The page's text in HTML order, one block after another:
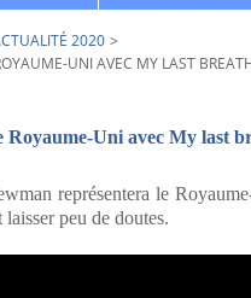
2020 >
UNI AVEC MY LAST
Royaume-Uni avec My last
représentera le
peu de doutes.